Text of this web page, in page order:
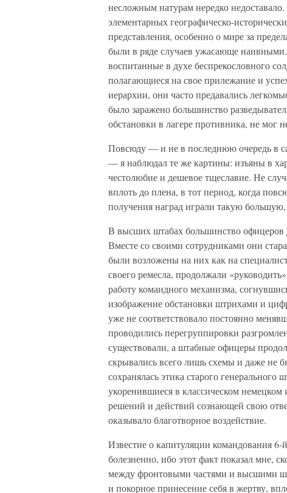
несложным натурам нередко
элементарных географическо-
представления, особенно о мире за
были в ряде случаев ужасающе
воспитанные в духе беспрекословного
полагающиеся на свое прилежание и
иерархии, они часто предавались
было заражено большинство
обстановки в лагере противника, не мог
Повсюду — и не в последнюю очередь в
— я наблюдал те же картины: изъяны в
честолюбие и дешевое тщеславие. Не
вплоть до плена, в тот период, когда
получения наград играли такую
В высших штабах большинство офицеров
Вместе со своими сотрудниками они
были возложены на них как на
своего ремесла, продолжали
работу командного механизма,
изображение обстановки штрихами и
уже не соответствовало постоянно
проводились перегруппировки
существовали, а штабные офицеры
скрывались всего лишь схемы и даже не
сохранялась этика старого генерального
укоренившиеся в классическом
решений и действий сознающей свою
оказывало благотворное воздействие.
Известие о капитуляции командования
болезненно, ибо этот факт показал мне,
между фронтовыми частями и высшими
и покорное принесение себя в жертву,